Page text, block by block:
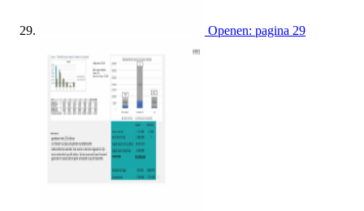
Openen: pagina 29